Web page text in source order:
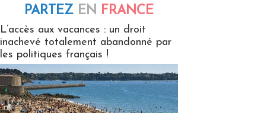
PARTEZ EN FRANCE
L’accès aux vacances : un droit
inachevé totalement abandonné par
les politiques français !